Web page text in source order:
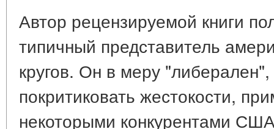
Автор рецензируемой книги
типичный представитель
кругов. Он в меру "либерален",
покритиковать жестокости,
некоторыми конкурентами